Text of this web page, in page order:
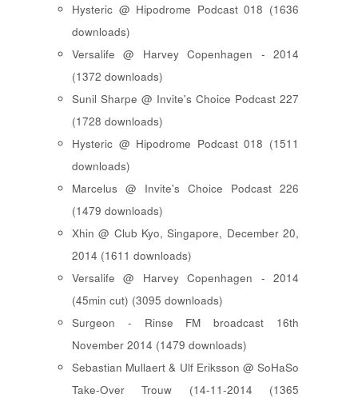
Hysteric @ Hipodrome Podcast 018 (1636
downloads)
Versalife @ Harvey Copenhagen - 2014
(1372 downloads)
Sunil Sharpe @ Invite's Choice Podcast 227
(1728 downloads)
Hysteric @ Hipodrome Podcast 018 (1511
downloads)
Marcelus @ Invite's Choice Podcast 226
(1479 downloads)
Xhin @ Club Kyo, Singapore, December 20,
2014 (1611 downloads)
Versalife @ Harvey Copenhagen - 2014
(45min cut) (3095 downloads)
Surgeon - Rinse FM broadcast 16th
November 2014 (1479 downloads)
Sebastian Mullaert & Ulf Eriksson @ SoHaSo
Take-Over Trouw (14-11-2014 (1365